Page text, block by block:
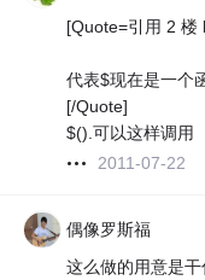
[Quote=引用 2 楼
代表$现在是一个
[/Quote]
$().可以这样调用
2011-07-22
偶像罗斯福
这么做的用意是